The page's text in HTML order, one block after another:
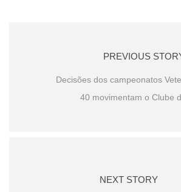
PREVIOUS
Decisões dos campeonatos
40 movimentam o Clube
NEXT STORY